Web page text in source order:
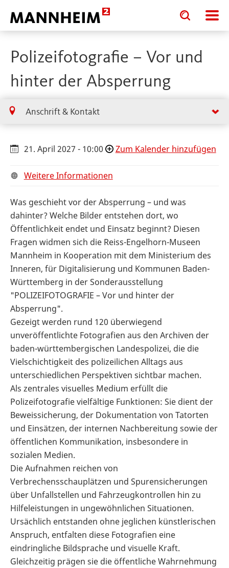
Toggle
search
input
Toggle
search
input
Polizeifotografie – Vor und
hinter der Absperrung
Anschrift & Kontakt
21. April 2027 - 10:00 Zum Kalender hinzufügen
Weitere Informationen
Was geschieht vor der Absperrung – und was
dahinter? Welche Bilder entstehen dort, wo
Öffentlichkeit endet und Einsatz beginnt? Diesen
Fragen widmen sich die Reiss-Engelhorn-Museen
Mannheim in Kooperation mit dem Ministerium des
Inneren, für Digitalisierung und Kommunen Baden-
Württemberg in der Sonderausstellung
"POLIZEIFOTOGRAFIE – Vor und hinter der
Absperrung".
Gezeigt werden rund 120 überwiegend
unveröffentlichte Fotografien aus den Archiven der
baden-württembergischen Landespolizei, die die
Vielschichtigkeit des polizeilichen Alltags aus
unterschiedlichen Perspektiven sichtbar machen.
Als zentrales visuelles Medium erfüllt die
Polizeifotografie vielfältige Funktionen: Sie dient der
Beweissicherung, der Dokumentation von Tatorten
und Einsätzen, der internen Nachbereitung sowie der
öffentlichen Kommunikation, insbesondere in
sozialen Medien.
Die Aufnahmen reichen von
Verbrechensschauplätzen und Spurensicherungen
über Unfallstellen und Fahrzeugkontrollen hin zu
Hilfeleistungen in ungewöhnlichen Situationen.
Ursächlich entstanden ohne jeglichen künstlerischen
Anspruch, entfalten diese Fotografien eine
eindringliche Bildsprache und visuelle Kraft.
Gleichzeitig prägen sie die öffentliche Wahrnehmung